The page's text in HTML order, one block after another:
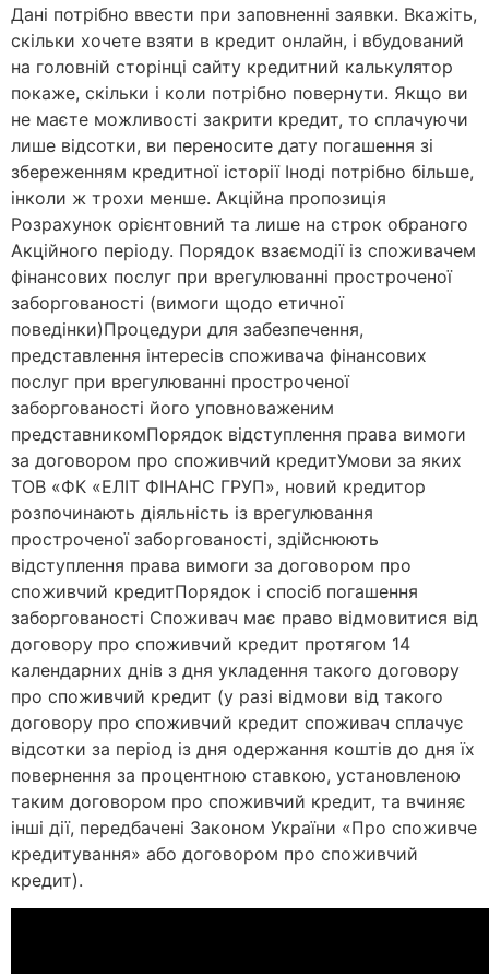
Дані потрібно ввести при заповненні заявки. Вкажіть,
скільки хочете взяти в кредит онлайн, і вбудований
на головній сторінці сайту кредитний калькулятор
покаже, скільки і коли потрібно повернути. Якщо ви
не маєте можливості закрити кредит, то сплачуючи
лише відсотки, ви переносите дату погашення зі
збереженням кредитної історії Іноді потрібно більше,
інколи ж трохи менше. Акційна пропозиція
Розрахунок орієнтовний та лише на строк обраного
Акційного періоду. Порядок взаємодії із споживачем
фінансових послуг при врегулюванні простроченої
заборгованості (вимоги щодо етичної
поведінки)Процедури для забезпечення,
представлення інтересів споживача фінансових
послуг при врегулюванні простроченої
заборгованості його уповноваженим
представникомПорядок відступлення права вимоги
за договором про споживчий кредитУмови за яких
ТОВ «ФК «ЕЛІТ ФІНАНС ГРУП», новий кредитор
розпочинають діяльність із врегулювання
простроченої заборгованості, здійснюють
відступлення права вимоги за договором про
споживчий кредитПорядок і спосіб погашення
заборгованості Споживач має право відмовитися від
договору про споживчий кредит протягом 14
календарних днів з дня укладення такого договору
про споживчий кредит (у разі відмови від такого
договору про споживчий кредит споживач сплачує
відсотки за період із дня одержання коштів до дня їх
повернення за процентною ставкою, установленою
таким договором про споживчий кредит, та вчиняє
інші дії, передбачені Законом України «Про споживче
кредитування» або договором про споживчий
кредит).